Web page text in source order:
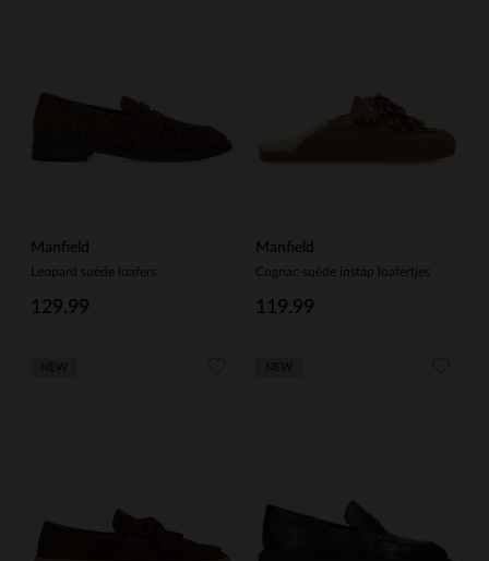
Manfield
Leopard suède loafers
129.99
Manfield
Cognac suède instap loafertjes
119.99